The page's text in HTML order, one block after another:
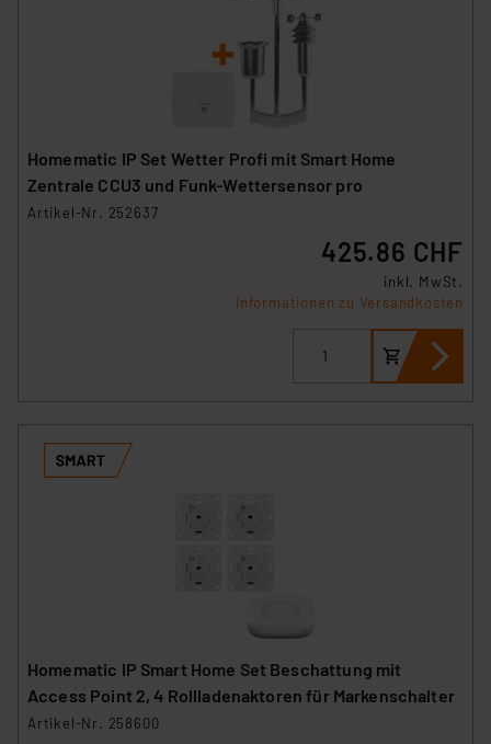
Homematic IP Set Wetter Profi mit Smart Home
Zentrale CCU3 und Funk-Wettersensor pro
Artikel-Nr. 252637
425.86 CHF
inkl. MwSt.
Informationen zu Versandkosten
Homematic IP Smart Home Set Beschattung mit
Access Point 2, 4 Rollladenaktoren für Markenschalter
Artikel-Nr. 258600